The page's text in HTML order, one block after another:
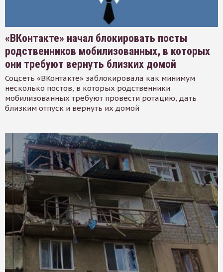
«ВКонтакте» начал блокировать посты
родственников мобилизованных, в которых
они требуют вернуть близких домой
Соцсеть «ВКонтакте» заблокировала как минимум
несколько постов, в которых родственники
мобилизованных требуют провести ротацию, дать
близким отпуск и вернуть их домой